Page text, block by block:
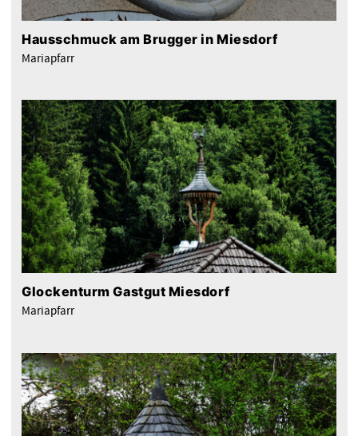
Hausschmuck am Brugger in Miesdorf
Mariapfarr
Glockenturm Gastgut Miesdorf
Mariapfarr